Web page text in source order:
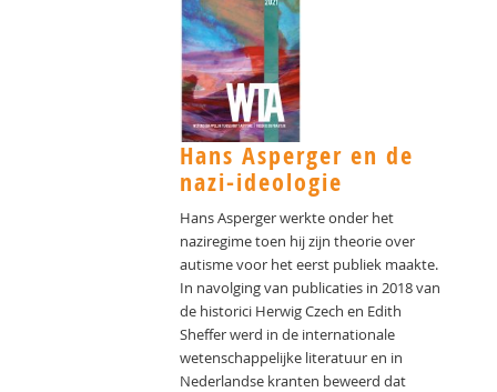
Hans Asperger en de
nazi-ideologie
Hans Asperger werkte onder het
naziregime toen hij zijn theorie over
autisme voor het eerst publiek maakte.
In navolging van publicaties in 2018 van
de historici Herwig Czech en Edith
Sheffer werd in de internationale
wetenschappelijke literatuur en in
Nederlandse kranten beweerd dat